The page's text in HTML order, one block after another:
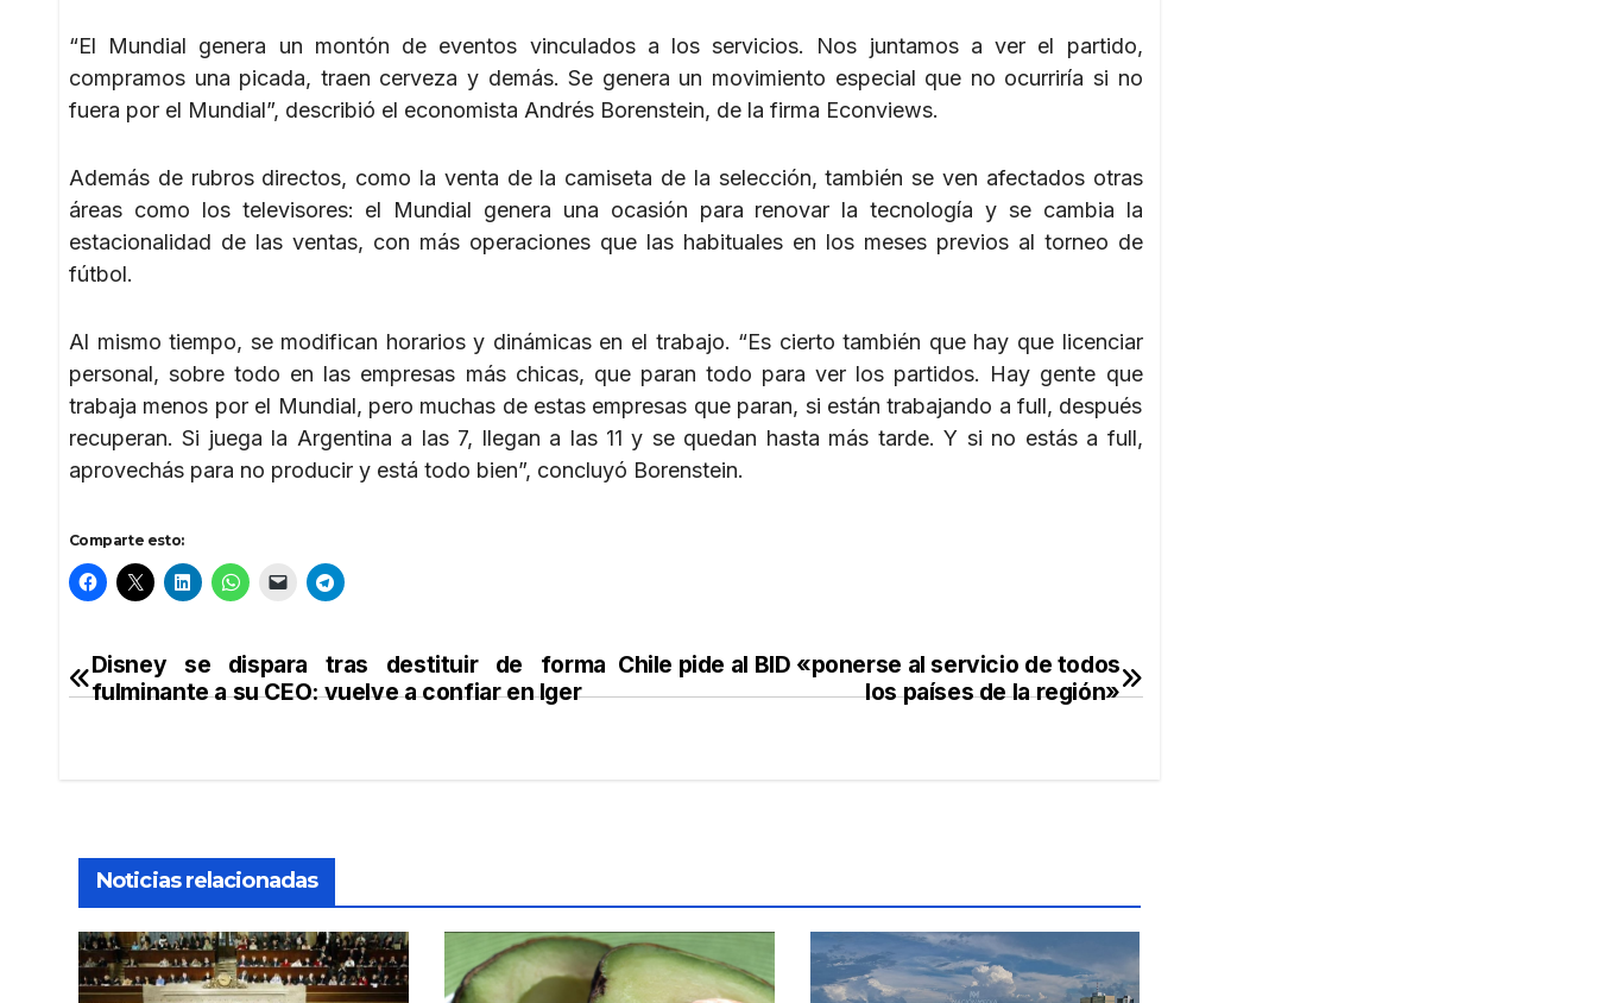
“El Mundial genera un montón de eventos vinculados a los servicios. Nos juntamos a ver el partido,
compramos una picada, traen cerveza y demás. Se genera un movimiento especial que no ocurriría si no
fuera por el Mundial”, describió el economista Andrés Borenstein, de la firma Econviews.
Además de rubros directos, como la venta de la camiseta de la selección, también se ven afectados otras
áreas como los televisores: el Mundial genera una ocasión para renovar la tecnología y se cambia la
estacionalidad de las ventas, con más operaciones que las habituales en los meses previos al torneo de
fútbol.
Al mismo tiempo, se modifican horarios y dinámicas en el trabajo. “Es cierto también que hay que licenciar
personal, sobre todo en las empresas más chicas, que paran todo para ver los partidos. Hay gente que
trabaja menos por el Mundial, pero muchas de estas empresas que paran, si están trabajando a full, después
recuperan. Si juega la Argentina a las 7, llegan a las 11 y se quedan hasta más tarde. Y si no estás a full,
aprovechás para no producir y está todo bien”, concluyó Borenstein.
Comparte esto:
Navegación
Chile pide al BID «ponerse al servicio de todos
los países de la región»
Disney se dispara tras destituir de forma
fulminante a su CEO: vuelve a confiar en Iger
Noticias relacionadas